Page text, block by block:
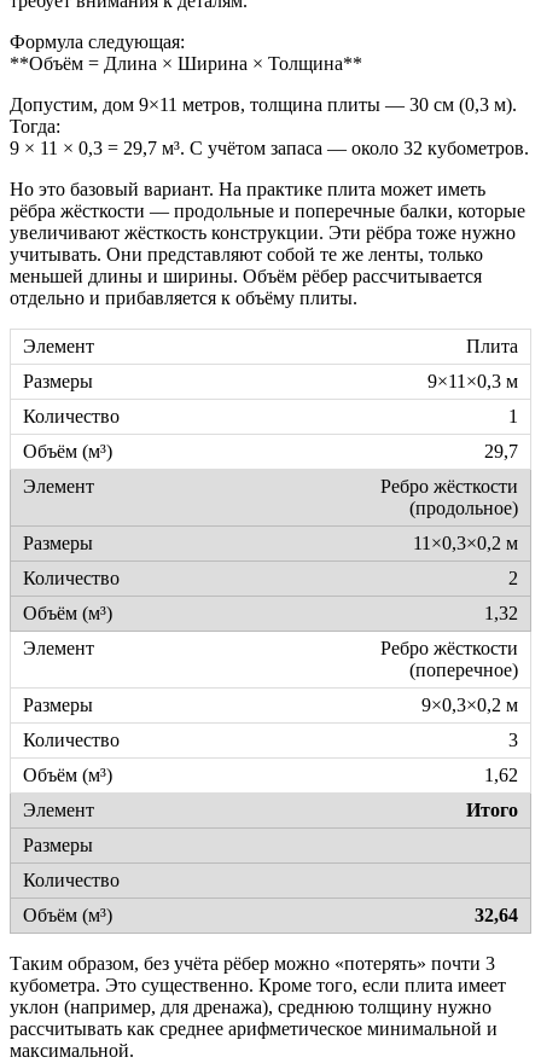
Формула следующая:
**Объём = Длина × Ширина × Толщина**
Допустим, дом 9×11 метров, толщина плиты — 30 см (0,3 м).
Тогда:
9 × 11 × 0,3 = 29,7 м³. С учётом запаса — около 32 кубометров.
Но это базовый вариант. На практике плита может иметь
рёбра жёсткости — продольные и поперечные балки, которые
увеличивают жёсткость конструкции. Эти рёбра тоже нужно
учитывать. Они представляют собой те же ленты, только
меньшей длины и ширины. Объём рёбер рассчитывается
отдельно и прибавляется к объёму плиты.
Плита
9×11×0,3 м
1
29,7
Ребро жёсткости
(продольное)
11×0,3×0,2 м
2
1,32
Ребро жёсткости
(поперечное)
9×0,3×0,2 м
3
1,62
Итого
32,64
Таким образом, без учёта рёбер можно «потерять» почти 3
кубометра. Это существенно. Кроме того, если плита имеет
уклон (например, для дренажа), среднюю толщину нужно
рассчитывать как среднее арифметическое минимальной и
максимальной.